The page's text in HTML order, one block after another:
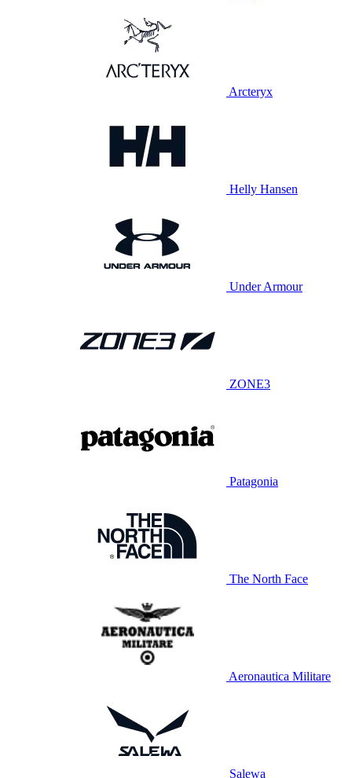
Arcteryx
Helly Hansen
Under Armour
ZONE3
Patagonia
The North Face
Aeronautica Militare
Salewa